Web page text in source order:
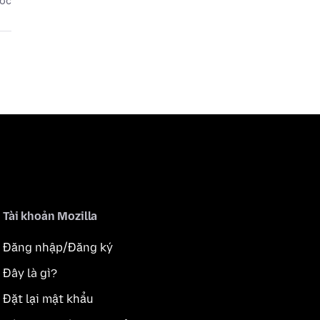
Tài khoản Mozilla
Đăng nhập/Đăng ký
Đây là gì?
Đặt lại mật khẩu